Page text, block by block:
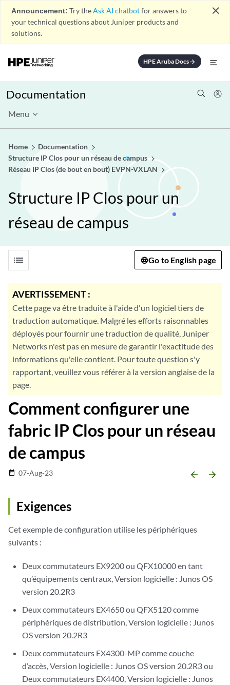
Announcement: Try theAsk AI chatbotfor answers to
your technical questions about Juniper products and
solutions.
close
HPE Aruba Docsarrow_forward
Documentation
Menu
Home
Documentation
Structure IP Clos pour un réseau de campus
Réseau IP Clos (de bout en bout) EVPN-VXLAN
Structure IP Clos pour un
réseau de campus
list Go to English page
AVERTISSEMENT :
Cette page va être traduite à l'aide d'un logiciel tiers de
traduction automatique. Malgré les efforts raisonnables
déployés pour fournir une traduction de qualité, Juniper
Networks n'est pas en mesure de garantir l'exactitude des
informations qu'elle contient. Pour toute question s'y
rapportant, veuillez vous référer à la version anglaise de la
page.
Comment configurer une
fabric IP Clos pour un réseau
de campus
date_range 07-Aug-23 arrow_backward arrow_forward
Exigences
Cet exemple de configuration utilise les périphériques
suivants :
Deux commutateurs EX9200 ou QFX10000 en tant
qu’équipements centraux, Version logicielle : Junos OS
version 20.2R3
Deux commutateurs EX4650 ou QFX5120 comme
périphériques de distribution, Version logicielle : Junos
OS version 20.2R3
Deux commutateurs EX4300-MP comme couche
d’accès, Version logicielle : Junos OS version 20.2R3 ou
Deux commutateurs EX4400, Version logicielle : Junos